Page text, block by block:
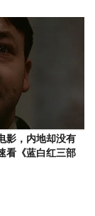
影，内地却没有
看《蓝白红三部